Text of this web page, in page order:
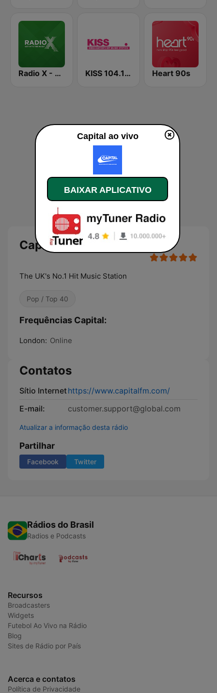
Radio X - London KISS 104.1 FM Heart 90s
Capital
The UK's No.1 Hit Music Station
Pop / Top 40
Frequências Capital:
London: Online
Contatos
Sítio Internethttps://www.capitalfm.com/
E-mail:
customer.support@global.com
Atualizar a informação desta rádio
Partilhar
Facebook Twitter
Rádios do Brasil
Radios e Podcasts
Recursos
Broadcasters
Widgets
Futebol Ao Vivo na Rádio
Blog
Sites de Rádio por País
Acerca e contatos
Política de Privacidade
Capital ao vivo
BAIXAR APLICATIVO